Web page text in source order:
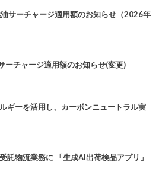
サーチャージ適用額のお知らせ（2026年
チャージ適用額のお知らせ(変更)
ギーを活用し、カーボンニュートラル実
託物流業務に 「生成AI出荷検品アプリ」